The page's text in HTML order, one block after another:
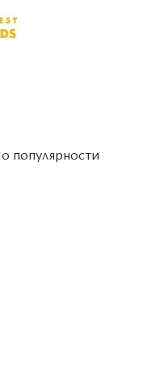
популярности